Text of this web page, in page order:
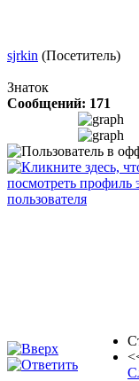
sjrkin (Посетитель)
Знаток
Сообщений: 171